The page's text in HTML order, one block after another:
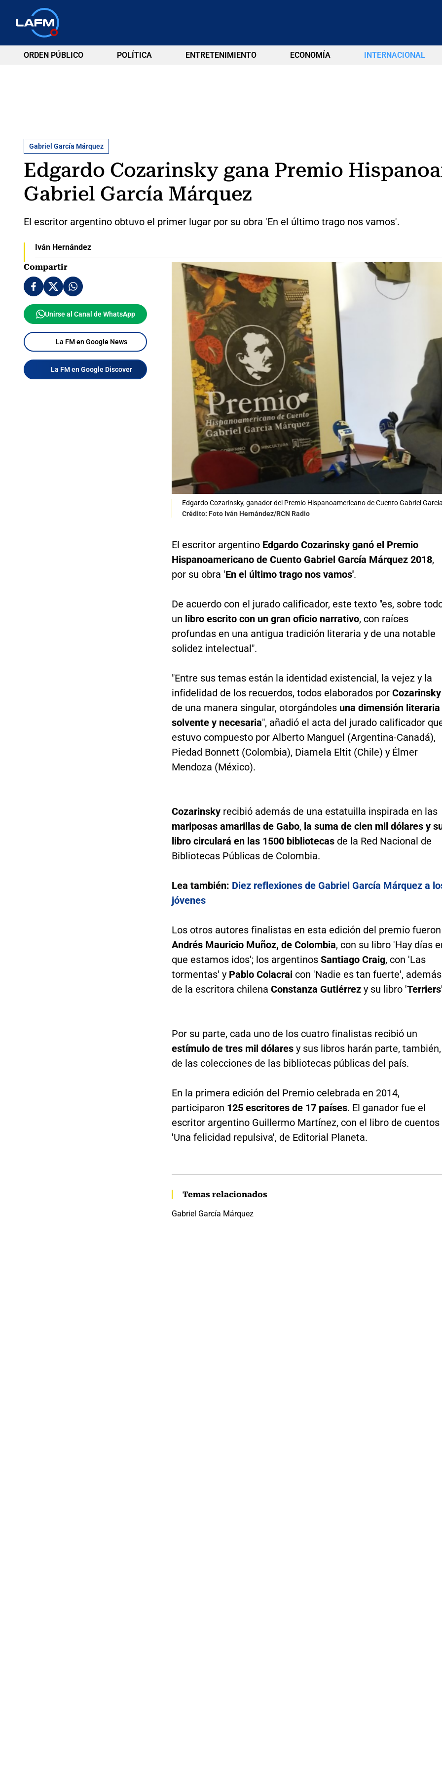
ORDEN PÚBLICO POLÍTICA ENTRETENIMIENTO ECONOMÍA INTERNACIONAL
Gabriel García Márquez
Edgardo Cozarinsky gana Premio
Gabriel García Márquez
El escritor argentino obtuvo el primer lugar por su obra 'En el último trago nos vamos'.
Iván Hernández
Compartir
Unirse al Canal de WhatsApp
La FM en Google News
La FM en Google Discover
Edgardo Cozarinsky, ganador del Premio Hispanoamericano de Cuento Gabriel
Crédito: Foto Iván Hernández/RCN Radio
El escritor argentinoEdgardo Cozarinsky ganó el Premio
Hispanoamericano de Cuento Gabriel García Márquez 2018,
por su obra 'En el último trago nos vamos'.
De acuerdo con el jurado calificador, este texto "es, sobre
un libro escrito con un gran oficio narrativo, con raíces
profundas en una antigua tradición literaria y de una notable
solidez intelectual".
"Entre sus temas están la identidad existencial, la vejez y la
infidelidad de los recuerdos, todos elaborados por Cozarinsky
de una manera singular, otorgándoles una dimensión literaria
solvente y necesaria", añadió el acta del jurado calificador
estuvo compuesto por Alberto Manguel (Argentina-Canadá),
Piedad Bonnett (Colombia), Diamela Eltit (Chile) y Élmer
Mendoza (México).
Cozarinsky recibió además de una estatuilla inspirada en las
mariposas amarillas de Gabo, la suma de cien mil dólares y
libro circulará en las 1500 bibliotecasde la Red Nacional de
Bibliotecas Públicas de Colombia.
Lea también: Diez reflexiones de Gabriel García Márquez a
jóvenes
Los otros autores finalistas en esta edición del premio fueron
Andrés Mauricio Muñoz, de Colombia, con su libro 'Hay días
que estamos idos'; los argentinos Santiago Craig, con 'Las
tormentas' y Pablo Colacraicon 'Nadie es tan fuerte', además
de la escritora chilena Constanza Gutiérrezy su libro 'Terriers
Por su parte, cada uno de los cuatro finalistas recibió un
estímulo de tres mil dólares y sus libros harán parte, también,
de las colecciones de las bibliotecas públicas del país.
En la primera edición del Premio celebrada en 2014,
participaron 125 escritores de 17 países. El ganador fue el
escritor argentino Guillermo Martínez, con el libro de cuentos
'Una felicidad repulsiva', de Editorial Planeta.
Temas relacionados
Gabriel García Márquez